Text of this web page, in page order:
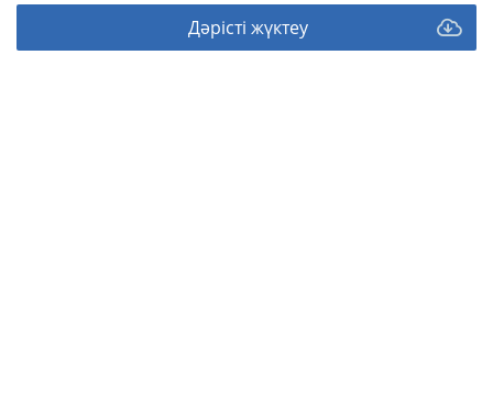
Дәрісті жүктеу